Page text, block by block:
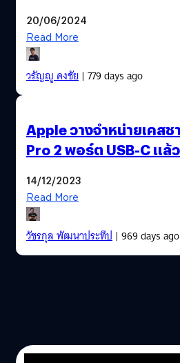
20/06/2024
Read More
วรัญญู คงชัย| 779 days ago
Apple วางจำหน่ายเคส
Pro 2 พอร์ต USB-C แล้ว
14/12/2023
Read More
วัชรกุล พัฒนาประทีป| 969 days ago